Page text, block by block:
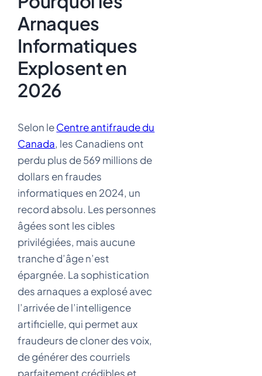
Arnaques
Informatiques
Explosent en
2026
Selon leCentre antifraude du
Canada, les Canadiens ont
perdu plus de 569 millions de
dollars en fraudes
informatiques en 2024, un
record absolu. Les personnes
âgées sont les cibles
privilégiées, mais aucune
tranche d’âge n’est
épargnée. La sophistication
des arnaques a explosé avec
l’arrivée de l’intelligence
artificielle, qui permet aux
fraudeurs de cloner des voix,
de générer des courriels
parfaitement crédibles et